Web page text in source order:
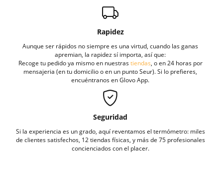
Rapidez
Aunque ser rápidos no siempre es una virtud, cuando las ganas
apremian, la rapidez sí importa, así que:
Recoge tu pedido ya mismo en nuestrastiendas, o en 24 horas por
mensajeria (en tu domicilio o en un punto Seur). Si lo prefieres,
encuéntranos en Glovo App.
Seguridad
Si la experiencia es un grado, aquí reventamos el termómetro: miles
de clientes satisfechos, 12 tiendas físicas, y más de 75 profesionales
concienciados con el placer.